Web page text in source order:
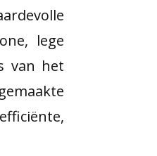
lege
van het